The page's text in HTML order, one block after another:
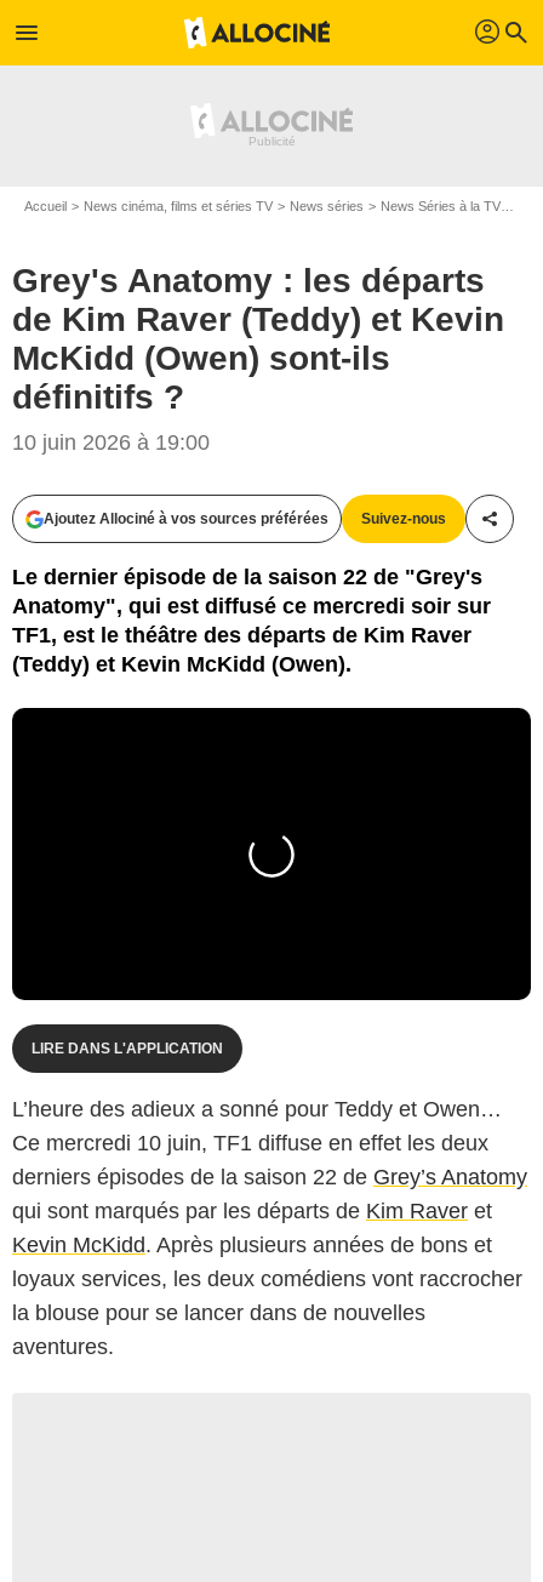
menu profil search
Accueil News cinéma, films et séries TV News séries News Séries à la TV
Grey's Anatomy : les départs
de Kim Raver (Teddy) et Kevin
McKidd (Owen) sont-ils
définitifs ?
10 juin 2026 à 19:00
Ajoutez Allociné à vos sources préférées Suivez-nous
Le dernier épisode de la saison 22 de "Grey's
Anatomy", qui est diffusé ce mercredi soir sur
TF1, est le théâtre des départs de Kim Raver
(Teddy) et Kevin McKidd (Owen).
LIRE DANS L'APPLICATION
L’heure des adieux a sonné pour Teddy et Owen…
Ce mercredi 10 juin, TF1 diffuse en effet les deux
derniers épisodes de la saison 22 de Grey’s Anatomy
qui sont marqués par les départs de Kim Raver et
Kevin McKidd. Après plusieurs années de bons et
loyaux services, les deux comédiens vont raccrocher
la blouse pour se lancer dans de nouvelles
aventures.